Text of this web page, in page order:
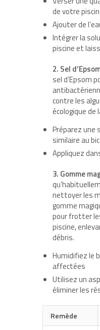
de votre
Ajouter de
Intégrer la
piscine et
2. Sel
sel d’Epsom
contre les
écologique de
Préparez une
similaire au
Appliquez
3. Gomme
nettoyer les
gomme
pour frotter
piscine,
débris.
Humidifiez le
affectées
Utilisez un
éliminer les
Remède